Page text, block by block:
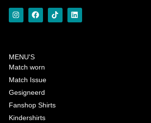
MENU'S
Match worn
Match Issue
Gesigneerd
Fanshop Shirts
Kindershirts